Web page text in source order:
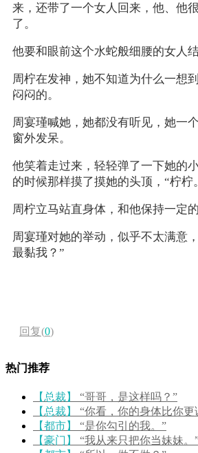
来，还带了一个女人回来，他、他
了。
他要和眼前这个水蛇般细腰的女人结
周柠在发神，她不知道为什么一想
闷闷的。
周宴瑾喊她，她都没有听见，她一
窗外发呆。
他笑着走过来，轻轻弹了一下她的
的时候那样摸了摸她的头顶，“柠柠
周柠立马站直身体，和他保持一定的
周宴瑾对她的举动，似乎不太满意
最黏我？”
回复(0)
热门推荐
【总裁】
“哥哥，是这样吗？”
【总裁】
“你看，你的身体比你更
【都市】
“是你勾引的我。”
【豪门】
“我从来只把你当妹妹。